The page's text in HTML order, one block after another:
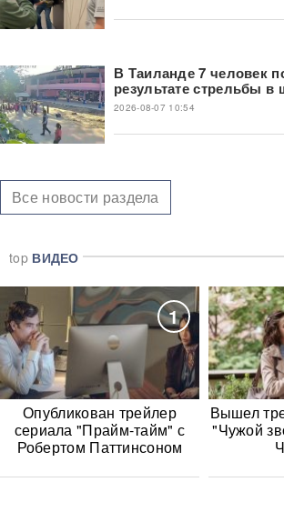
В Таиланде 7 человек
результате стрельбы в
2026-08-07 10:54
Все новости раздела
top ВИДЕО
1
Опубликован трейлер
сериала "Прайм-тайм" с
Робертом Паттинсоном
Вышел
"Чужой